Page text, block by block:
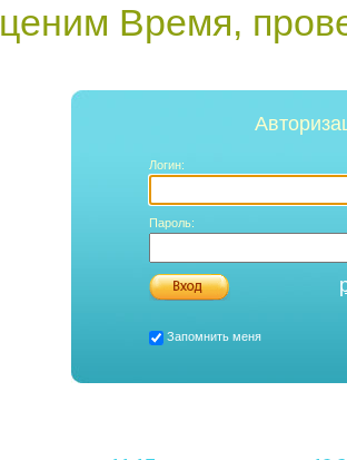
ценим Время,
Логин:
Пароль:
Запомнить меня